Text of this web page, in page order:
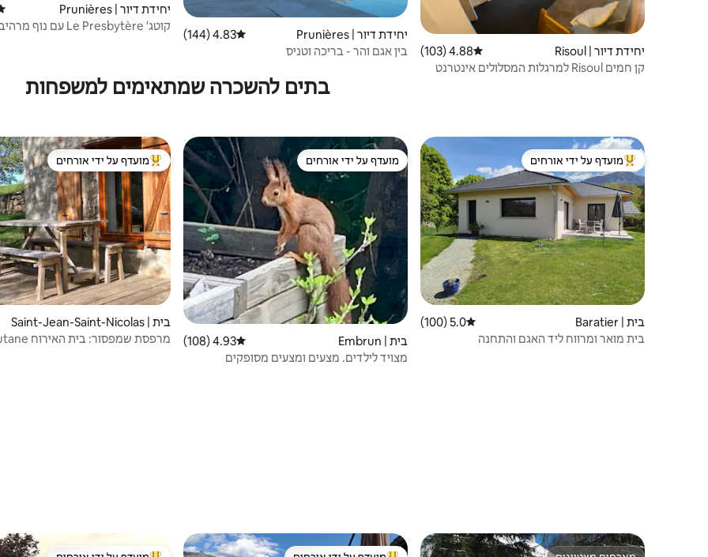
יחידת דיור | Risoul דירוג ממוצע של 4.88 מתוך 5, 103 ביקורות
4.88 (103)
קן חמים Risoul למרגלות המסלולים אינטרנט
יחידת דיור | Prunières דירוג ממוצע של 4.83 מתוך 5, 144 ביקורות
4.83 (144)
בין אגם והר - בריכה וטניס
יחידת דיור | Prunières
קוטג' Le Presbytère עם נוף מרהיב לאגם
בתים להשכרה שמתאימים למשפחות
מוביל בקרב נכסים מועדפים על ידי אורחים
מועדף על ידי אורחים
בית | Baratier דירוג ממוצע של 5.0 מתוך 5, 100 ביקורות
5.0 (100)
בית מואר ומרווח ליד האגם והתחנה
מועדף על ידי אורחים
מועדף על ידי אורחים
בית | Embrun דירוג ממוצע של 4.93 מתוך 5, 108 ביקורות
4.93 (108)
מצויד לילדים. מצעים ומצעים מסופקים
מוביל בקרב נכסים מועדפים על ידי
מועדף על ידי אורחים
בית | Saint-Jean-Saint-Nicolas
מרפסת שמפסור: בית האירוח Autane